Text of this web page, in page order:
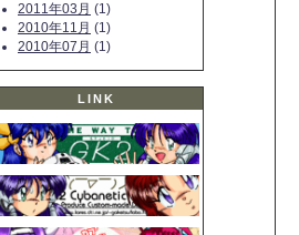
2011年03月 (1)
2010年11月 (1)
2010年07月 (1)
LINK